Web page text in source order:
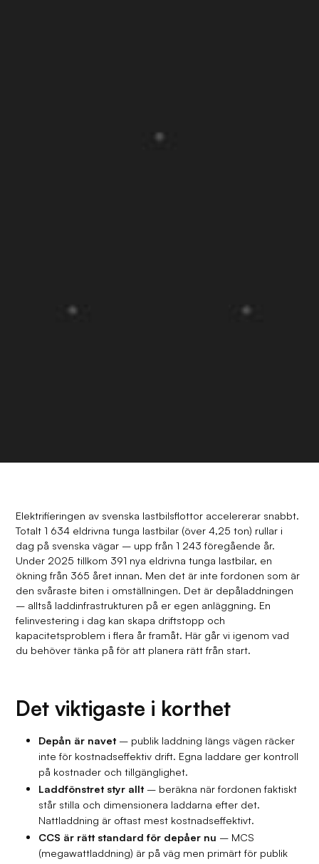
Elektrifieringen av svenska lastbilsflottor accelererar snabbt.
Totalt 1 634 eldrivna tunga lastbilar (över 4,25 ton) rullar i
dag på svenska vägar – upp från 1 243 föregående år.
Under 2025 tillkom 391 nya eldrivna tunga lastbilar, en
ökning från 365 året innan. Men det är inte fordonen som är
den svåraste biten i omställningen. Det är depåladdningen
– alltså laddinfrastrukturen på er egen anläggning. En
felinvestering i dag kan skapa driftstopp och
kapacitetsproblem i flera år framåt. Här går vi igenom vad
du behöver tänka på för att planera rätt från start.
Det viktigaste i korthet
Depån är navet– publik laddning längs vägen räcker
inte för kostnadseffektiv drift. Egna laddare ger kontroll
på kostnader och tillgänglighet.
Laddfönstret styr allt– beräkna när fordonen faktiskt
står stilla och dimensionera laddarna efter det.
Nattladdning är oftast mest kostnadseffektivt.
CCS är rätt standard för depåer nu – MCS
(megawattladdning) är på väg men primärt för publik